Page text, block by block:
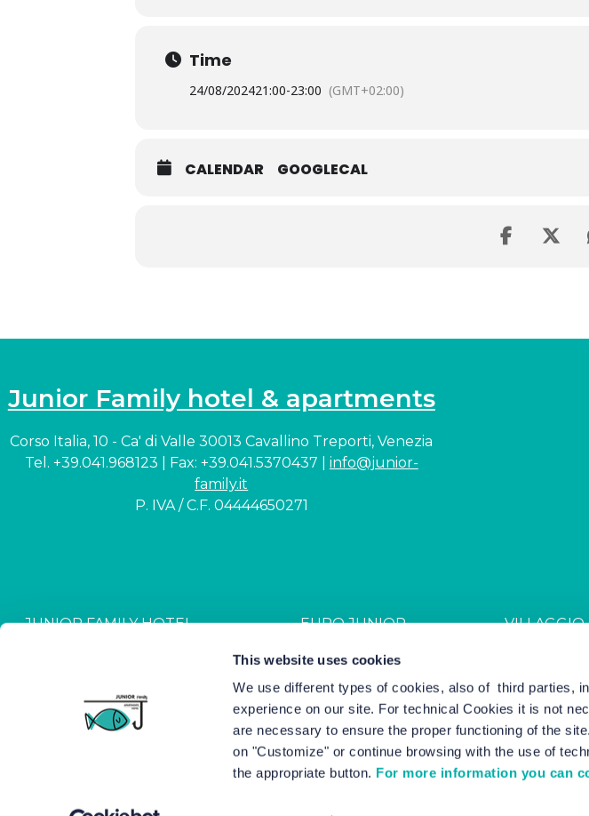
This website uses cookies
We use different types of cookies, also of third parties,
experience on our site. For technical Cookies it is not
are necessary to ensure the proper functioning of the
on "Customize" or continue browsing with the use of
the appropriate button. For more information you can
Time
24/08/202421:00-23:00 (GMT+02:00)
CALENDAR GOOGLECAL
Junior Family hotel & apartments
Corso Italia, 10 - Ca' di Valle 30013 Cavallino Treporti, Venezia
Tel. +39.041.968123 | Fax: +39.041.5370437 | info@junior-
family.it
P. IVA / C.F. 04444650271
JUNIOR FAMILY HOTEL
EURO JUNIOR
Hotel Junior © 2000-2026 Hotel Marketing by Nozio